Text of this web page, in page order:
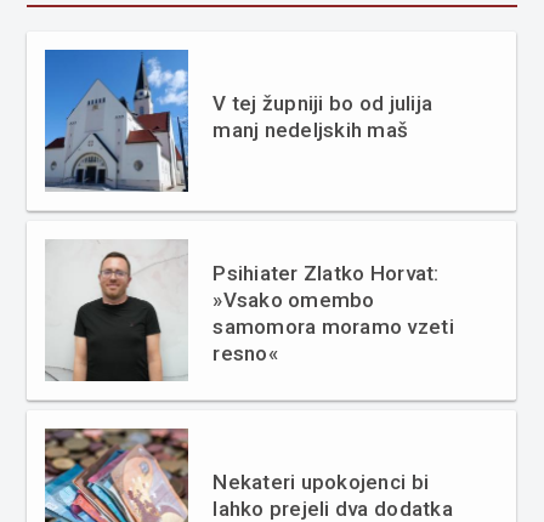
V tej župniji bo od julija
manj nedeljskih maš
Psihiater Zlatko Horvat:
»Vsako omembo
samomora moramo vzeti
resno«
Nekateri upokojenci bi
lahko prejeli dva dodatka